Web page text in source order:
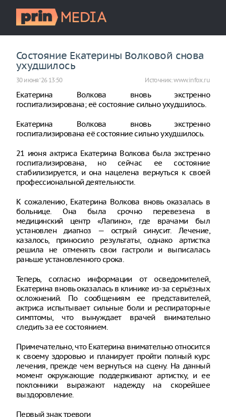
Состояние Екатерины Волковой снова
ухудшилось
30 июня ‘26 13:50 Источник:www.infox.ru
Екатерина Волкова вновь экстренно
госпитализирована; её состояние сильно ухудшилось.
Екатерина Волкова вновь экстренно
госпитализирована её состояние сильно ухудшилось.
21 июня актриса Екатерина Волкова была экстренно
госпитализирована, но сейчас ее состояние
стабилизируется, и она нацелена вернуться к своей
профессиональной деятельности.
К сожалению, Екатерина Волкова вновь оказалась в
больнице. Она была срочно перевезена в
медицинский центр «Лапино», где врачами был
установлен диагноз — острый синусит. Лечение,
казалось, приносило результаты, однако артистка
решила не отменять свои гастроли и выписалась
раньше установленного срока.
Теперь, согласно информации от осведомителей,
Екатерина вновь оказалась в клинике из-за серьёзных
осложнений. По сообщениям ее представителей,
актриса испытывает сильные боли и респираторные
симптомы, что вынуждает врачей внимательно
следить за ее состоянием.
Примечательно, что Екатерина внимательно относится
к своему здоровью и планирует пройти полный курс
лечения, прежде чем вернуться на сцену. На данный
момент окружающие поддерживают артистку, и ее
поклонники выражают надежду на скорейшее
выздоровление.
Первый знак тревоги